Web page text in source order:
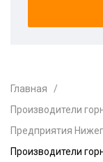
Главная
Производители
Предприятия
Производители